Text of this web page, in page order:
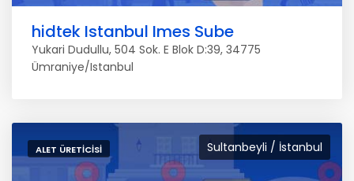
hidtek Istanbul Imes Sube
Yukari Dudullu, 504 Sok. E Blok D:39, 34775
Ümraniye/Istanbul
Sultanbeyli / İstanbul
ALET ÜRETICISI